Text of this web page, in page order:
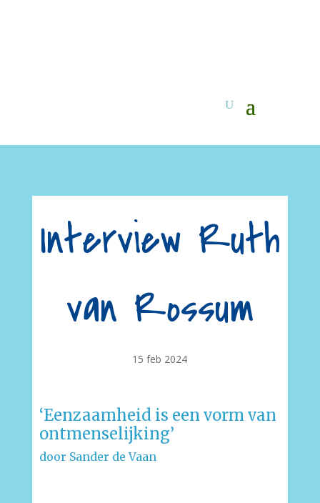
Interview Ruth
van Rossum
15 feb 2024
‘Eenzaamheid is een vorm van
ontmenselijking’
door Sander de Vaan